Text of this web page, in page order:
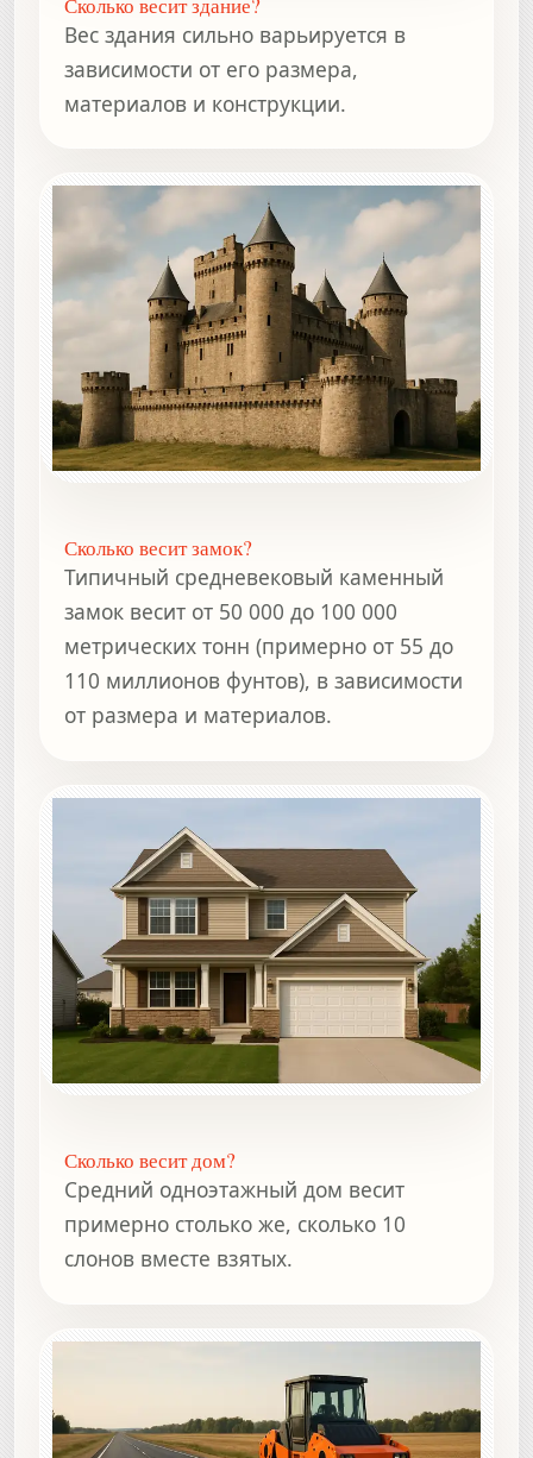
Вес здания сильно варьируется в
зависимости от его размера,
материалов и конструкции.
Сколько весит замок?
Типичный средневековый каменный
замок весит от 50 000 до 100 000
метрических тонн (примерно от 55 до
110 миллионов фунтов), в зависимости
от размера и материалов.
Сколько весит дом?
Средний одноэтажный дом весит
примерно столько же, сколько 10
слонов вместе взятых.